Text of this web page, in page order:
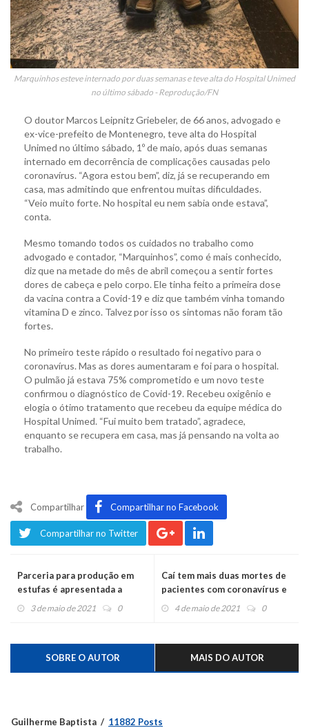
Marquinhos esteve internado por duas semanas e teve alta do Hospital Unimed
no último sábado - Reprodução/FN
O doutor Marcos Leipnitz Griebeler, de 66 anos, advogado e
ex-vice-prefeito de Montenegro, teve alta do Hospital
Unimed no último sábado, 1º de maio, após duas semanas
internado em decorrência de complicações causadas pelo
coronavírus. “Agora estou bem”, diz, já se recuperando em
casa, mas admitindo que enfrentou muitas dificuldades.
“Veio muito forte. No hospital eu nem sabia onde estava”,
conta.
Mesmo tomando todos os cuidados no trabalho como
advogado e contador, “Marquinhos”, como é mais conhecido,
diz que na metade do mês de abril começou a sentir fortes
dores de cabeça e pelo corpo. Ele tinha feito a primeira dose
da vacina contra a Covid-19 e diz que também vinha tomando
vitamina D e zinco. Talvez por isso os sintomas não foram tão
fortes.
No primeiro teste rápido o resultado foi negativo para o
coronavírus. Mas as dores aumentaram e foi para o hospital.
O pulmão já estava 75% comprometido e um novo teste
confirmou o diagnóstico de Covid-19. Recebeu oxigênio e
elogia o ótimo tratamento que recebeu da equipe médica do
Hospital Unimed. “Fui muito bem tratado”, agradece,
enquanto se recupera em casa, mas já pensando na volta ao
trabalho.
Compartilhar Compartilhar no Facebook
Compartilhar no Twitter
Parceria para produção em
estufas é apresentada a
produtores harmonienses
3 de maio de 2021 0
Caí tem mais duas mortes de
pacientes com coronavírus e
agora soma 43 óbitos
4 de maio de 2021 0
SOBRE O AUTOR MAIS DO AUTOR
Guilherme Baptista 11882 Posts